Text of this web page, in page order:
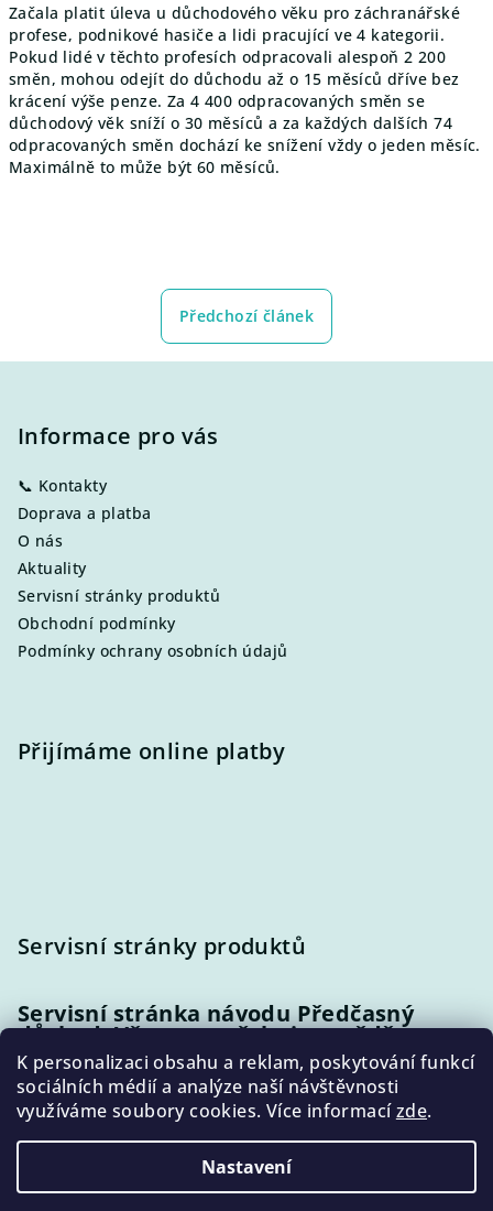
K personalizaci obsahu a reklam, poskytování funkcí
sociálních médií a analýze naší návštěvnosti
využíváme soubory cookies. Více informacízde.
Nastavení
Začala platit úleva u důchodového věku pro záchranářské
profese, podnikové hasiče a lidi pracující ve 4 kategorii.
Pokud lidé v těchto profesích odpracovali alespoň 2 200
směn, mohou odejít do důchodu až o 15 měsíců dříve bez
krácení výše penze. Za 4 400 odpracovaných směn se
důchodový věk sníží o 30 měsíců a za každých dalších 74
odpracovaných směn dochází ke snížení vždy o jeden měsíc.
Maximálně to může být 60 měsíců.
Předchozí článek
Informace pro vás
📞 Kontakty
Doprava a platba
O nás
Aktuality
Servisní stránky produktů
Obchodní podmínky
Podmínky ochrany osobních údajů
Přijímáme online platby
Servisní stránky produktů
Servisní stránka návodu Předčasný
důchod: Vše, co potřebujete vědět
Servisní stránka příručky Do důchodu
bez nemilých překvapení
Copyright 2026Jak na důchod. Všechna práva vyhrazena.